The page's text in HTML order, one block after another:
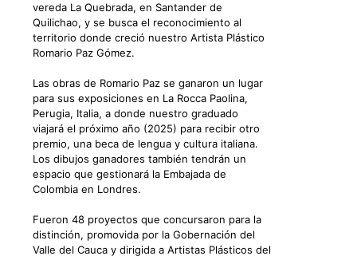
vereda La Quebrada, en Santander de
Quilichao, y se busca el reconocimiento al
territorio donde creció nuestro Artista Plástico
Romario Paz Gómez.
Las obras de Romario Paz se ganaron un lugar
para sus exposiciones en La Rocca Paolina,
Perugia, Italia, a donde nuestro graduado
viajará el próximo año (2025) para recibir otro
premio, una beca de lengua y cultura italiana.
Los dibujos ganadores también tendrán un
espacio que gestionará la Embajada de
Colombia en Londres.
Fueron 48 proyectos que concursaron para la
distinción, promovida por la Gobernación del
Valle del Cauca y dirigida a Artistas Plásticos del